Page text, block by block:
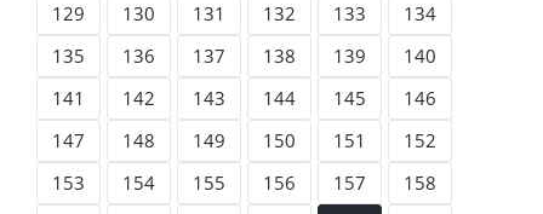
129
130 131 132 133
134
135
136 137 138 139
140
141
142 143 144 145
146
147
148 149 150 151
152
153
154 155 156 157
158